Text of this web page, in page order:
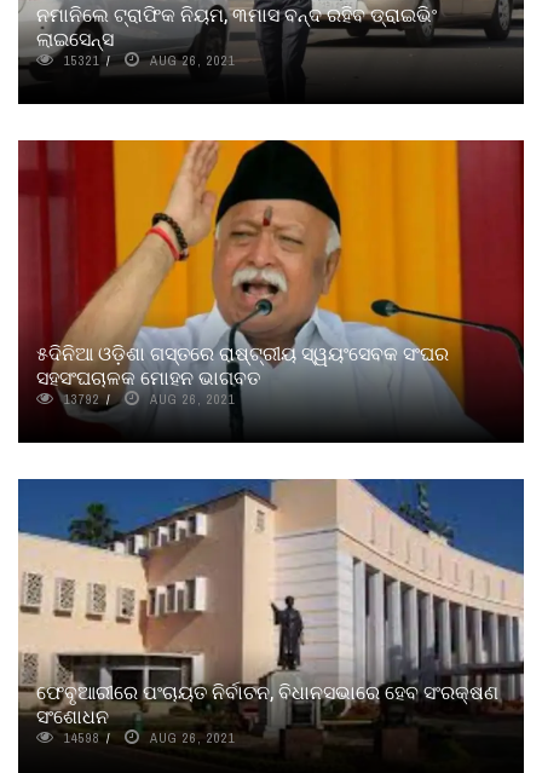
ନମାନିଲେ ଟ୍ରାଫିକ ନିୟମ, ୩ମାସ ବନ୍ଦ ରହିବ ଡ୍ରାଇଭିଂ
ଲାଇସେନ୍ସ
15321 AUG 26, 2021
୫ଦିନିଆ ଓଡ଼ିଶା ଗସ୍ତରେ ରାଷ୍ଟ୍ରୀୟ ସ୍ୱୟଂସେବକ ସଂଘର
ସହସଂଘଚାଳକ ମୋହନ ଭାଗବତ
13792 AUG 26, 2021
ଫେବୃଆରୀରେ ପଂଚାୟତ ନିର୍ବାଚନ, ବିଧାନସଭାରେ ହେବ ସଂରକ୍ଷଣ
ସଂଶୋଧନ
14598 AUG 26, 2021